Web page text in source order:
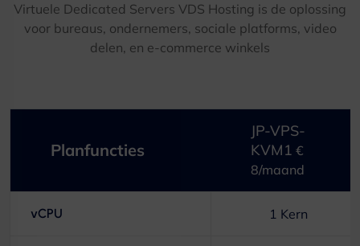
Virtuele Dedicated Servers VDS Hosting is de oplossing
voor bureaus, ondernemers, sociale platforms, video
delen, en e-commerce winkels
Planfuncties
JP-VPS-
KVM1 €
8/maand
vCPU 1 Kern